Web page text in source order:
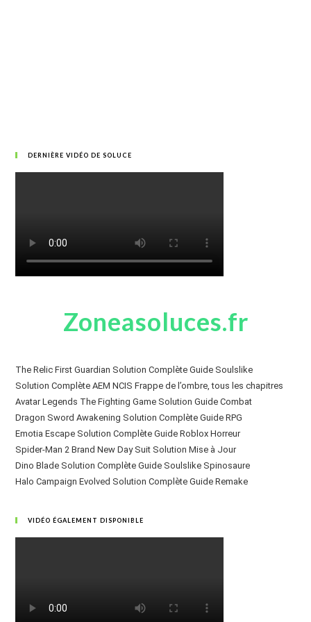
DERNIÈRE VIDÉO DE SOLUCE
Zoneasoluces.fr
The Relic First Guardian Solution Complète Guide Soulslike
Solution Complète AEM NCIS Frappe de l’ombre, tous les chapitres
Avatar Legends The Fighting Game Solution Guide Combat
Dragon Sword Awakening Solution Complète Guide RPG
Emotia Escape Solution Complète Guide Roblox Horreur
Spider-Man 2 Brand New Day Suit Solution Mise à Jour
Dino Blade Solution Complète Guide Soulslike Spinosaure
Halo Campaign Evolved Solution Complète Guide Remake
VIDÉO ÉGALEMENT DISPONIBLE